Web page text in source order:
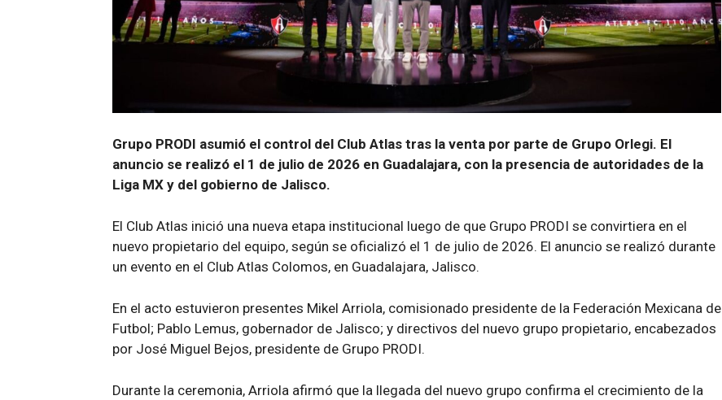
Grupo PRODI asumió el control del Club Atlas tras la venta por parte de Grupo Orlegi. El
anuncio se realizó el 1 de julio de 2026 en Guadalajara, con la presencia de autoridades de la
Liga MX y del gobierno de Jalisco.
El Club Atlas inició una nueva etapa institucional luego de que Grupo PRODI se convirtiera en el
nuevo propietario del equipo, según se oficializó el 1 de julio de 2026. El anuncio se realizó durante
un evento en el Club Atlas Colomos, en Guadalajara, Jalisco.
En el acto estuvieron presentes Mikel Arriola, comisionado presidente de la Federación Mexicana de
Futbol; Pablo Lemus, gobernador de Jalisco; y directivos del nuevo grupo propietario, encabezados
por José Miguel Bejos, presidente de Grupo PRODI.
Durante la ceremonia, Arriola afirmó que la llegada del nuevo grupo confirma el crecimiento de la